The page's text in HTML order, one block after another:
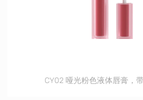
CY02 哑光粉色液体唇膏，带